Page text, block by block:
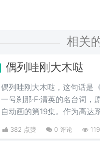
相关
偶列哇刚大木哒
偶列哇刚大木哒，这句话是
一号刹那·F·清英的名台词，
自动画的第19集。作为高达
渴望成为的存在。偶列哇刚
382 点赞 0 评论